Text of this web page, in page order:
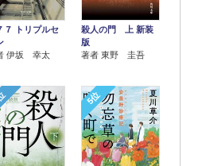
７ トリプルセ
伊坂 幸太
殺人の門 上 新装
版
著者 東野 圭吾
5位